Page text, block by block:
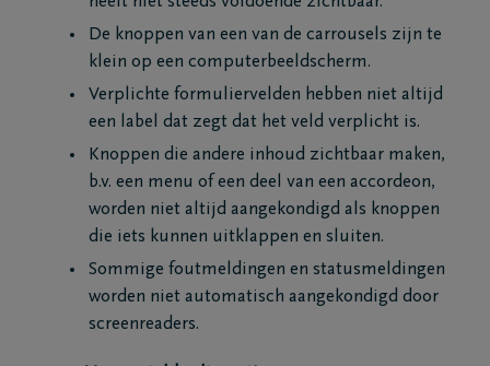
De knoppen van een van de carrousels zijn te
klein op een computerbeeldscherm.
Verplichte formuliervelden hebben niet altijd
een label dat zegt dat het veld verplicht is.
Knoppen die andere inhoud zichtbaar maken,
b.v. een menu of een deel van een accordeon,
worden niet altijd aangekondigd als knoppen
die iets kunnen uitklappen en sluiten.
Sommige foutmeldingen en statusmeldingen
worden niet automatisch aangekondigd door
screenreaders.